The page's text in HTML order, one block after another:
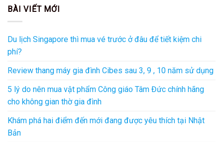
BÀI VIẾT MỚI
Du lịch Singapore thì mua vé trước ở đâu để tiết kiệm chi
phí?
Review thang máy gia đình Cibes sau 3, 9 , 10 năm sử dụng
5 lý do nên mua vật phẩm Công giáo Tâm Đức chính hãng
cho không gian thờ gia đình
Khám phá hai điểm đến mới đang được yêu thích tại Nhật
Bản